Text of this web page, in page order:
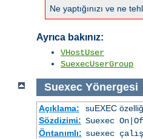
Ne yaptığınızı ve ne
Ayrıca bakınız:
VHostUser
SuexecUserGroup
Suexec Yönergesi
Açıklama:
suEXEC
Sözdizimi: Suexec
Öntanımlı: suexec